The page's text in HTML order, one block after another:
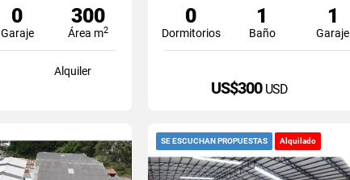
0
Garaje
300
Área m2
Alquiler
0
Dormitorios
1
Baño
1
Garaje
US$300 USD
SE ESCUCHAN PROPUESTAS Alquilado